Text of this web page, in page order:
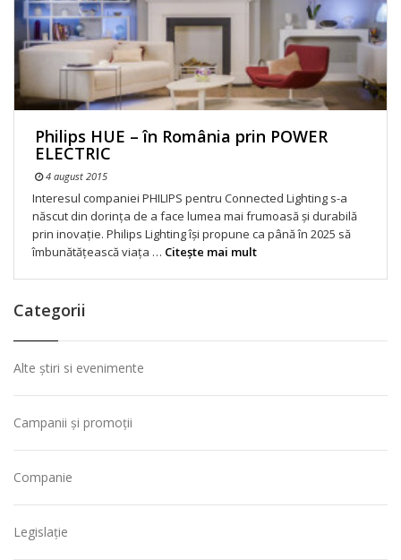
Philips HUE – în România prin POWER
ELECTRIC
4 august 2015
Interesul companiei PHILIPS pentru Connected Lighting s-a
născut din dorința de a face lumea mai frumoasă și durabilă
prin inovație. Philips Lighting își propune ca până în 2025 să
îmbunătățească viața … Citeşte mai mult
Categorii
Alte știri si evenimente
Campanii și promoții
Companie
Legislație